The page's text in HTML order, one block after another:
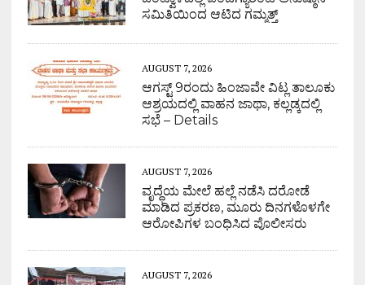
ಸಮಿತಿಯಿಂದ ಆಟಿದ ಗಮ್ಮತ್ತ್
AUGUST 7, 2026
ಆಗಸ್ಟ್ 9ರಂದು ಹಿಂಜಾವೇ ವಿಟ್ಲ ತಾಲೂಕು
ಆಶ್ರಯದಲ್ಲಿ ವಾಹನ ಜಾಥಾ, ಕಲ್ಲಡ್ಕದಲ್ಲಿ
ಸಭೆ – Details
AUGUST 7, 2026
ವೃದ್ಧೆಯ ಮೇಲೆ ಹಲ್ಲೆ ನಡೆಸಿ ದರೋಡೆ
ಮಾಡಿದ ಪ್ರಕರಣ, ಮೂರು ದಿನಗಳೊಳಗೇ
ಆರೋಪಿಗಳ ಬಂಧಿಸಿದ ಪೊಲೀಸರು
AUGUST 7, 2026